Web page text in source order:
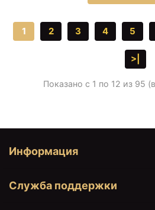
1 2 3 4 5
>|
Показано с 1 по 12 из 95
Информация
Служба поддержки